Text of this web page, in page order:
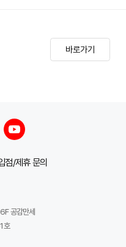
바로가기
점/제휴 문의
공감만세
호